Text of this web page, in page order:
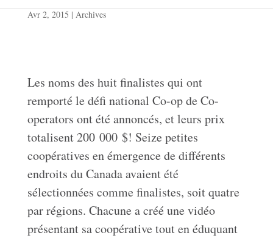
Avr 2, 2015 | Archives
Les noms des huit finalistes qui ont
remporté le défi national Co-op de Co-
operators ont été annoncés, et leurs prix
totalisent 200 000 $! Seize petites
coopératives en émergence de différents
endroits du Canada avaient été
sélectionnées comme finalistes, soit quatre
par régions. Chacune a créé une vidéo
présentant sa coopérative tout en éduquant